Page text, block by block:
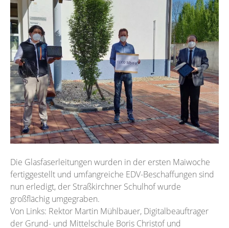
Die Glasfaserleitungen wurden in der ersten Maiwoche
fertiggestellt und umfangreiche EDV-Beschaffungen sind
nun erledigt, der Straßkirchner Schulhof wurde
großflächig umgegraben.
Von Links: Rektor Martin Mühlbauer, Digitalbeauftrager
der Grund- und Mittelschule Boris Christof und